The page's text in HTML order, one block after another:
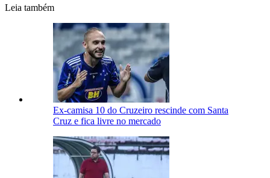
Leia também
Ex-camisa 10 do Cruzeiro rescinde com Santa
Cruz e fica livre no mercado